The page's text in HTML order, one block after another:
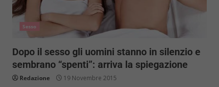
Sesso
Dopo il sesso gli uomini stanno in silenzio e
sembrano “spenti”: arriva la spiegazione
Redazione 19 Novembre 2015